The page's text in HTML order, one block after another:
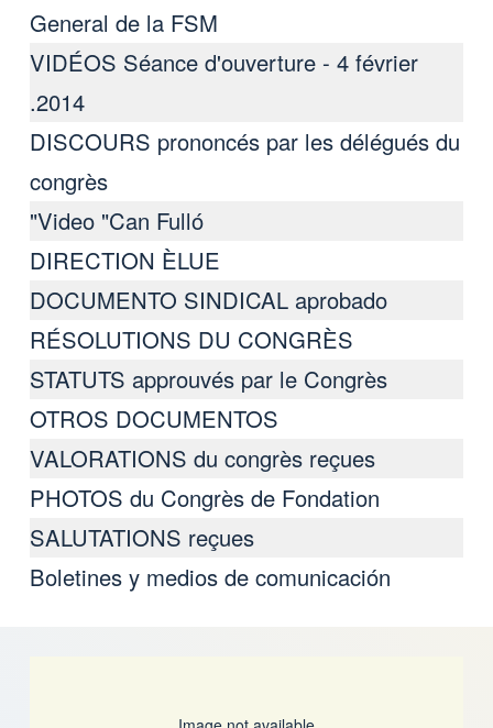
General de la FSM
VIDÉOS Séance d'ouverture - 4 février
2014.
DISCOURS prononcés par les délégués du
congrès
Video "Can Fulló"
DIRECTION ÈLUE
DOCUMENTO SINDICAL aprobado
RÉSOLUTIONS DU CONGRÈS
STATUTS approuvés par le Congrès
OTROS DOCUMENTOS
VALORATIONS du congrès reçues
PHOTOS du Congrès de Fondation
SALUTATIONS reçues
Boletines y medios de comunicación